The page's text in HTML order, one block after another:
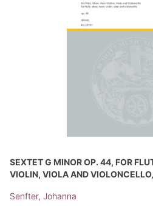
SEXTET G MINOR OP. 44, FOR
VIOLIN, VIOLA AND
Senfter, Johanna